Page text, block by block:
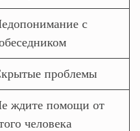
с
проблемы
ждите помощи от
человека